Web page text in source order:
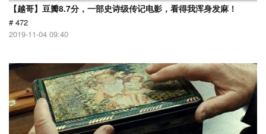
【越哥】豆瓣8.7分，一部史诗级传记电影，看得我浑身发麻！
# 472
2019-11-04 09:40